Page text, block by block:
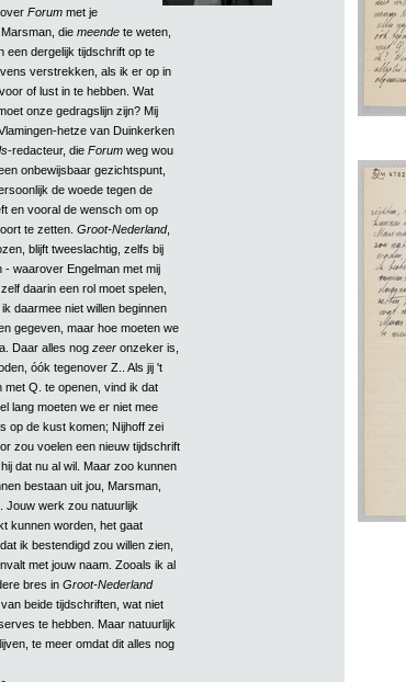
Forummet je
die meendete weten,
een dergelijk tijdschrift op te
verstrekken, als ik er op in
of lust in te hebben. Wat
onze gedragslijn zijn? Mij
hetze van Duinkerken
-redacteur, die Forumweg wou
onbewijsbaar gezichtspunt,
de woede tegen de
en vooral de wensch om op
te zetten. Groot-Nederland,
blijft tweeslachtig, zelfs bij
- waarover Engelman met mij
daarin een rol moet spelen,
daarmee niet willen beginnen
gegeven, maar hoe moeten we
Daar alles nog zeeronzeker is,
óók tegenover Z.. Als jij 't
met Q. te openen, vind ik dat
lang moeten we er niet mee
op de kust komen; Nijhoff zei
zou voelen een nieuw tijdschrift
dat nu al wil. Maar zoo kunnen
bestaan uit jou, Marsman,
Jouw werk zou natuurlijk
kunnen worden, het gaat
ik bestendigd zou willen zien,
met jouw naam. Zooals ik al
bres in Groot-Nederland
beide tijdschriften, wat niet
te hebben. Maar natuurlijk
te meer omdat dit alles nog